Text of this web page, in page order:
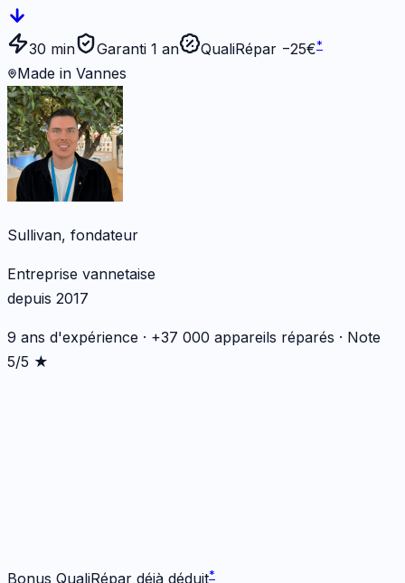
30 min Garanti 1 an QualiRépar −25€*
Made in Vannes
Sullivan, fondateur
Entreprise vannetaise
depuis 2017
9 ans d'expérience · +37 000 appareils réparés · Note
5/5 ★
Bonus QualiRépar déjà déduit*